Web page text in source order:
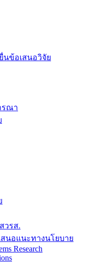
ข้อเสนอวิจัย
รณา
วรส.
สนอแนะทางนโยบาย
Research